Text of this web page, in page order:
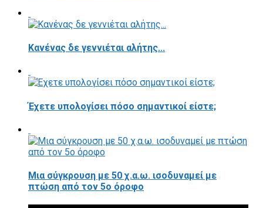
Κανένας δε γεννιέται αλήτης...
Έχετε υπολογίσει πόσο σημαντικοί είστε;
Μια σύγκρουση με 50 χ.α.ω. ισοδυναμεί με
πτώση από τον 5ο όροφο